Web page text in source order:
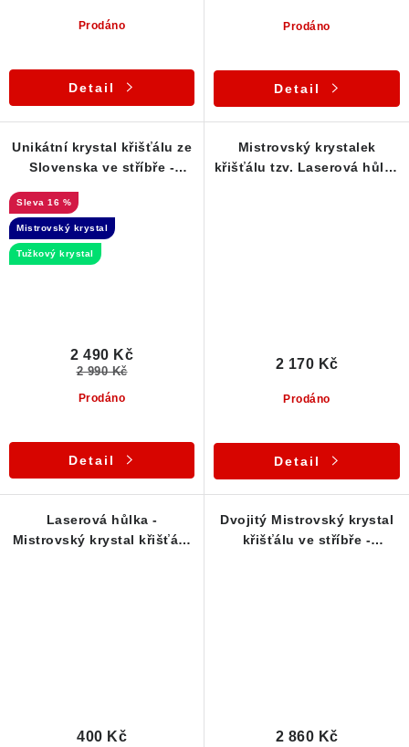
Prodáno
Detail
Prodáno
Detail
Unikátní krystal křišťálu ze
Slovenska ve stříbře -
16 %
Mistrovský krystal
Tužkový krystal
Prodáno
2 490 Kč
2 990 Kč
Detail
Mistrovský krystalek
křišťálu tzv. Laserová hůlka
Prodáno
2 170 Kč
Detail
Laserová hůlka -
Mistrovský krystal křišťálu
400 Kč
Dvojitý Mistrovský krystal
křišťálu ve stříbře -
2 860 Kč